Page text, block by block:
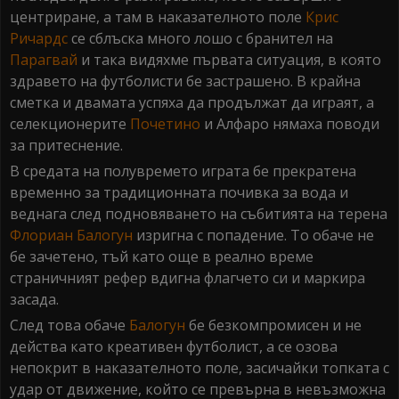
центриране, а там в наказателното поле Крис
Ричардссе сблъска много лошо с бранител на
Парагвай и така видяхме първата ситуация, в която
здравето на футболисти бе застрашено. В крайна
сметка и двамата успяха да продължат да играят, а
селекционерите Почетино и Алфаро нямаха поводи
за притеснение.
В средата на полувремето играта бе прекратена
временно за традиционната почивка за вода и
веднага след подновяването на събитията на терена
Флориан Балогун изригна с попадение. То обаче не
бе зачетено, тъй като още в реално време
страничният рефер вдигна флагчето си и маркира
засада.
След това обаче Балогун бе безкомпромисен и не
действа като креативен футболист, а се озова
непокрит в наказателното поле, засичайки топката с
удар от движение, който се превърна в невъзможна